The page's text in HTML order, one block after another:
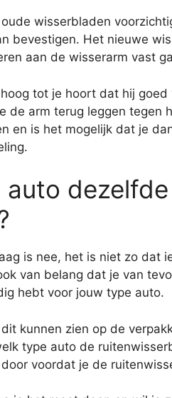
wisserbladen
bevestigen. Het nieuwe
aan de wisserarm vast
tot je hoort dat hij
de arm terug leggen tegen
en is het mogelijk dat je
is nee, het is niet zo dat
van belang dat je van
hebt voor jouw type auto.
kunnen zien op de
type auto de
voordat je de